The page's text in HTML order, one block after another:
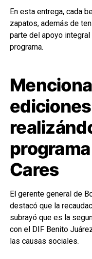
En esta entrega, cada
zapatos, además de
parte del apoyo
programa.
Cares
El gerente general de
destacó que la
subrayó que es la
con el DIF Benito
las causas sociales.